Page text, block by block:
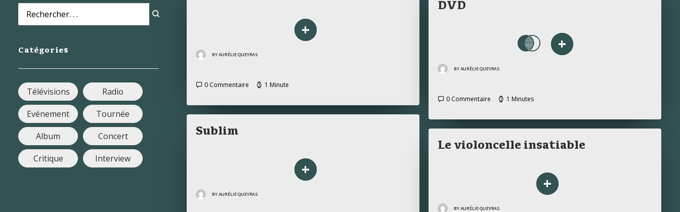
Catégories
Télévisions
Radio
Evénement
Tournée
Album
Concert
Critique
Interview
+
BY AURÉLIE QUEYRAS
0 Commentaire 1 Minute
DVD
+
BY AURÉLIE QUEYRAS
0 Commentaire 1 Minutes
Sublim
+
BY AURÉLIE QUEYRAS
Le violoncelle insatiable
+
BY AURÉLIE QUEYRAS